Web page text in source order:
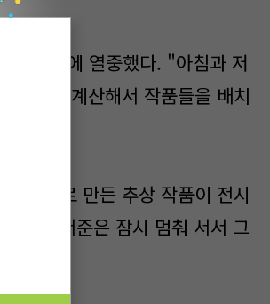
설명에 열중했다. "아침과 저
까지도 계산해서 작품들을 배치
각으로 만든 추상 작품이 전시
었다. 서준은 잠시 멈춰 서서 그